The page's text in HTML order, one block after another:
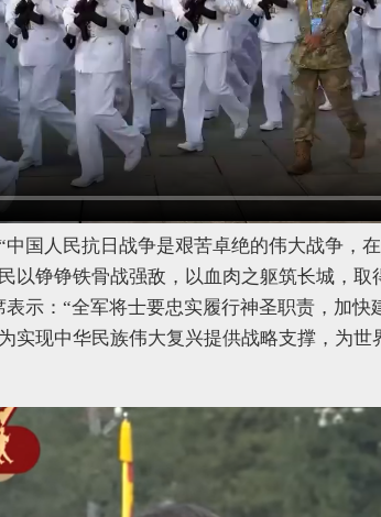
国人民抗日战争是艰苦卓绝的伟大战争，
以铮铮铁骨战强敌，以血肉之躯筑长城，取
示：“全军将士要忠实履行神圣职责，加快
实现中华民族伟大复兴提供战略支撑，为世